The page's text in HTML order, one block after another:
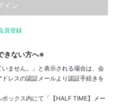
員登録
きない方へ※
ません。」と表示される場合は、会
レスの認証メールより認証手続きを
ックス内にて「【HALF TIME】メー